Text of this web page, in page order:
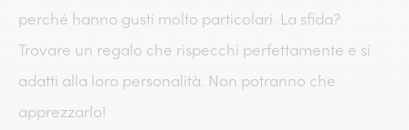
perché hanno gusti molto particolari. La sfida?
Trovare un regalo che rispecchi perfettamente e si
adatti alla loro personalità. Non potranno che
apprezzarlo!